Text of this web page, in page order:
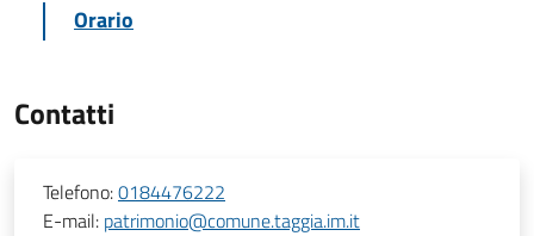
Orario
Contatti
Telefono:0184476222
E-mail: patrimonio@comune.taggia.im.it